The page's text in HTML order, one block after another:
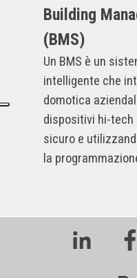
Building
(BMS)
Un BMS è un
intelligente che
domotica
dispositivi hi-
sicuro e
la